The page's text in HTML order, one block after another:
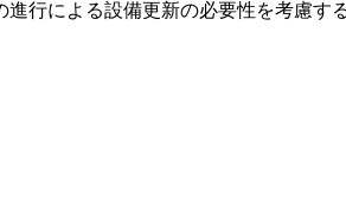
行による設備更新の必要性を考慮す